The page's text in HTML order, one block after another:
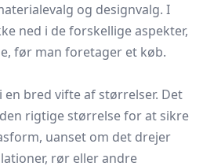
og designvalg. I
ned i de forskellige aspekter,
før man foretager et køb.
bred vifte af størrelser. Det
rigtige størrelse for at sikre
uanset om det drejer
rør eller andre